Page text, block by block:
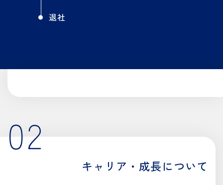
退社
02
キャリア・成長について